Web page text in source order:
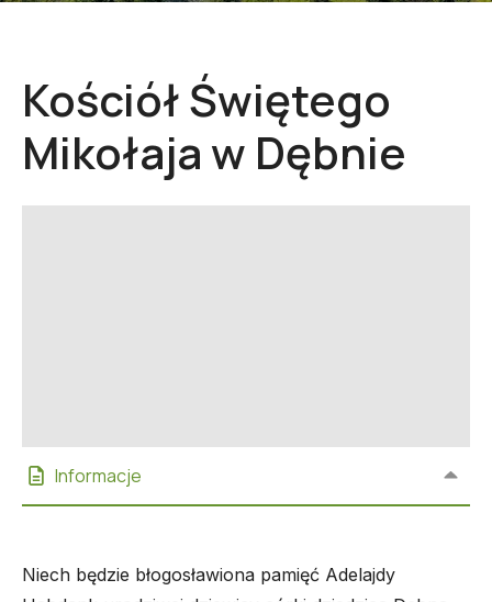
Kościół Świętego
Mikołaja w Dębnie
Informacje
Niech będzie błogosławiona pamięć Adelajdy